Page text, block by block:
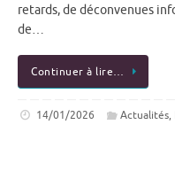
retards, de déconvenues
de…
Continuer à lire…
14/01/2026 Actualités,